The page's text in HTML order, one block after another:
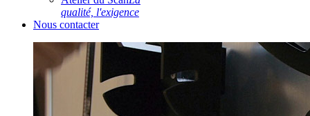
qualité, l'exigence
Nous contacter